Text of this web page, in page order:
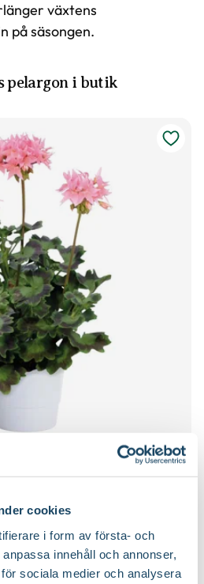
cookies
i form av första- och
innehåll och annonser,
sociala medier och analysera
växtens
på säsongen.
pelargon i butik
TWIST ROSE
till Zonalpelargon SUMMER TWIST